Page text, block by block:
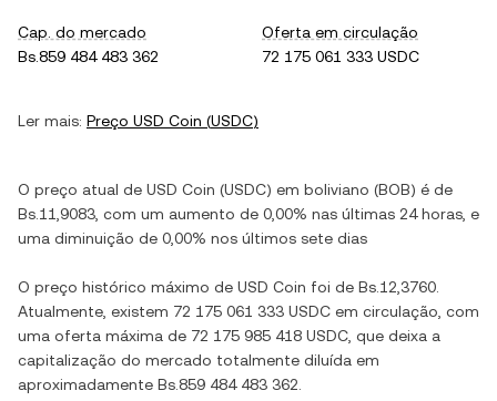
Cap. do mercado
Bs.859 484 483 362
Oferta em circulação
72 175 061 333 USDC
Ler mais: Preço USD Coin (USDC)
O preço atual de USD Coin (USDC) em boliviano (BOB) é de
Bs.11,9083 , com um aumento de 0,00% nas últimas 24 horas, e
uma diminuição de 0,00% nos últimos sete dias
O preço histórico máximo de USD Coin foi de Bs.12,3760
Atualmente, existem 72 175 061 333 USDC em circulação, com
uma oferta máxima de 72 175 985 418 USDC , que deixa a
capitalização do mercado totalmente diluída em
aproximadamente Bs.859 484 483 362